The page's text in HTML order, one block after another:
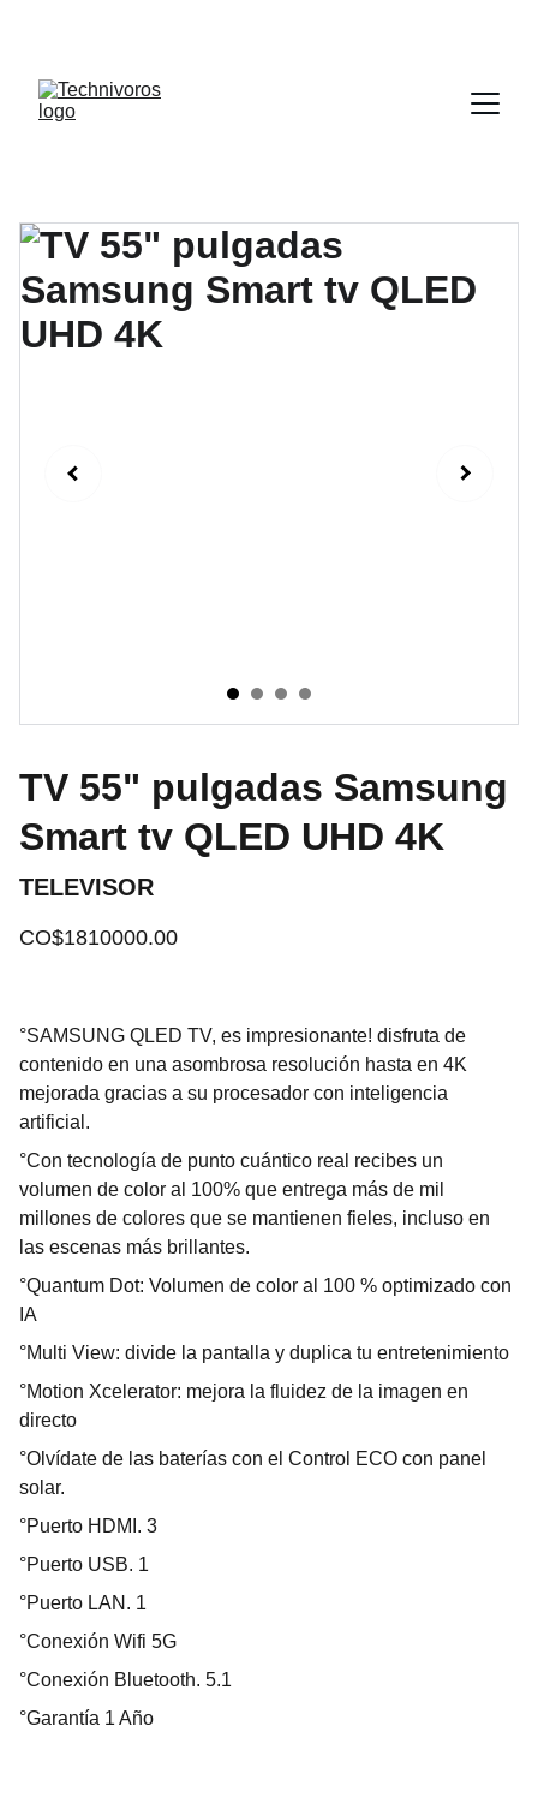
TV 55" pulgadas Samsung
Smart tv QLED UHD 4K
TELEVISOR
CO$1810000.00
°SAMSUNG QLED TV, es impresionante! disfruta de
contenido en una asombrosa resolución hasta en 4K
mejorada gracias a su procesador con inteligencia
artificial.
°Con tecnología de punto cuántico real recibes un
volumen de color al 100% que entrega más de mil
millones de colores que se mantienen fieles, incluso en
las escenas más brillantes.
°Quantum Dot: Volumen de color al 100 % optimizado con
IA
°Multi View: divide la pantalla y duplica tu entretenimiento
°Motion Xcelerator: mejora la fluidez de la imagen en
directo
°Olvídate de las baterías con el Control ECO con panel
solar.
°Puerto HDMI. 3
°Puerto USB. 1
°Puerto LAN. 1
°Conexión Wifi 5G
°Conexión Bluetooth. 5.1
°Garantía 1 Año